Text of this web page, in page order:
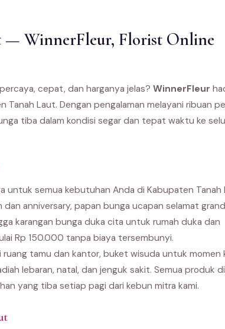
— WinnerFleur, Florist Online
cepat, dan harganya jelas? WinnerFleur
Laut. Dengan pengalaman melayani ribuan
tiba dalam kondisi segar dan tepat waktu ke
untuk semua kebutuhan Anda di Kabupaten Tanah
anniversary, papan bunga ucapan selamat
karangan bunga duka cita untuk rumah duka dan
Rp 150.000 tanpa biaya tersembunyi.
tamu dan kantor, buket wisuda untuk momen
lebaran, natal, dan jenguk sakit. Semua produk
yang tiba setiap pagi dari kebun mitra kami.